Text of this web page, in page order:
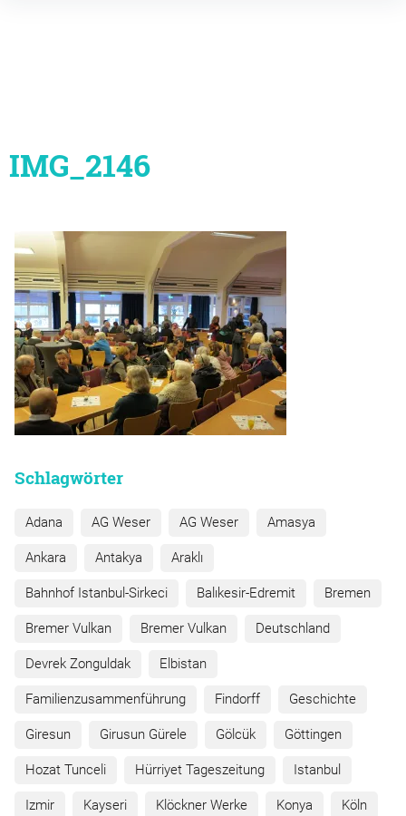
IMG_2146
Beitragsnavigation
Schlagwörter
Adana AG Weser AG Weser Amasya
Ankara Antakya Araklı
Bahnhof Istanbul-Sirkeci Balıkesir-Edremit Bremen
Bremer Vulkan Bremer Vulkan Deutschland
Devrek Zonguldak Elbistan
Familienzusammenführung Findorff Geschichte
Giresun Girusun Gürele Gölcük Göttingen
Hozat Tunceli Hürriyet Tageszeitung Istanbul
Izmir Kayseri Klöckner Werke Konya Köln